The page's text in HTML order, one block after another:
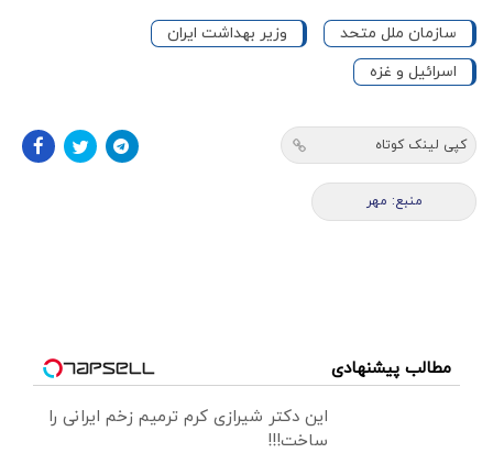
سازمان ملل متحد
وزیر بهداشت ایران
اسرائیل و غزه
کپی لینک کوتاه
منبع: مهر
مطالب پیشنهادی
این دکتر شیرازی کرم ترمیم زخم ایرانی را
ساخت!!!